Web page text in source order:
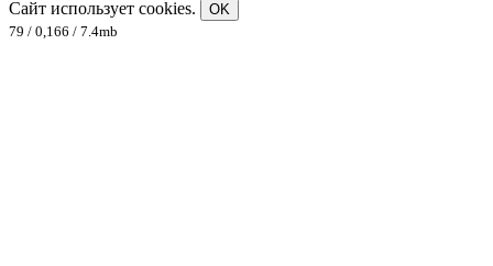
Сайт использует cookies.
OK
79 / 0,166 / 7.4mb